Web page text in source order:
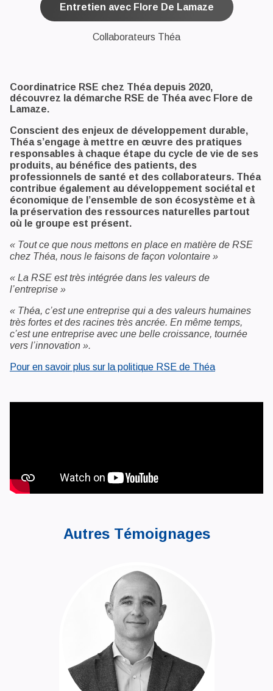
Entretien avec Flore De Lamaze
Collaborateurs Théa
Coordinatrice RSE chez Théa depuis 2020,
découvrez la démarche RSE de Théa avec Flore de
Lamaze.
Conscient des enjeux de développement durable,
Théa s’engage à mettre en œuvre des pratiques
responsables à chaque étape du cycle de vie de ses
produits, au bénéfice des patients, des
professionnels de santé et des collaborateurs. Théa
contribue également au développement sociétal et
économique de l’ensemble de son écosystème et à
la préservation des ressources naturelles partout
où le groupe est présent.
« Tout ce que nous mettons en place en matière de RSE
chez Théa, nous le faisons de façon volontaire »
« La RSE est très intégrée dans les valeurs de
l’entreprise »
« Théa, c’est une entreprise qui a des valeurs humaines
très fortes et des racines très ancrée. En même temps,
c’est une entreprise avec une belle croissance, tournée
vers l’innovation ».
Pour en savoir plus sur la politique RSE de Théa
Autres Témoignages